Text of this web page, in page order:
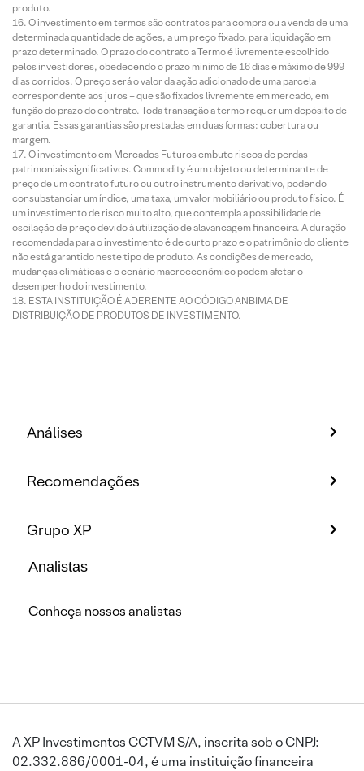
produto.
O investimento em termos são contratos para compra ou a venda de uma
determinada quantidade de ações, a um preço fixado, para liquidação em
prazo determinado. O prazo do contrato a Termo é livremente escolhido
pelos investidores, obedecendo o prazo mínimo de 16 dias e máximo de 999
dias corridos. O preço será o valor da ação adicionado de uma parcela
correspondente aos juros – que são fixados livremente em mercado, em
função do prazo do contrato. Toda transação a termo requer um depósito de
garantia. Essas garantias são prestadas em duas formas: cobertura ou
margem.
O investimento em Mercados Futuros embute riscos de perdas
patrimoniais significativos. Commodity é um objeto ou determinante de
preço de um contrato futuro ou outro instrumento derivativo, podendo
consubstanciar um índice, uma taxa, um valor mobiliário ou produto físico. É
um investimento de risco muito alto, que contempla a possibilidade de
oscilação de preço devido à utilização de alavancagem financeira. A duração
recomendada para o investimento é de curto prazo e o patrimônio do cliente
não está garantido neste tipo de produto. As condições de mercado,
mudanças climáticas e o cenário macroeconômico podem afetar o
desempenho do investimento.
ESTA INSTITUIÇÃO É ADERENTE AO CÓDIGO ANBIMA DE
DISTRIBUIÇÃO DE PRODUTOS DE INVESTIMENTO.
Análises
Recomendações
Grupo XP
Analistas
Conheça nossos analistas
A XP Investimentos CCTVM S/A, inscrita sob o CNPJ:
02.332.886/0001-04, é uma instituição financeira